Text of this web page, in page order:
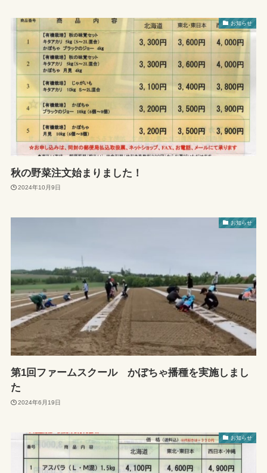
お知らせ
秋の野菜注文始まりました！
2024年10月9日
お知らせ
第1回ファームスクール かぼちゃ播種を実施しまし
た
2024年6月19日
お知らせ